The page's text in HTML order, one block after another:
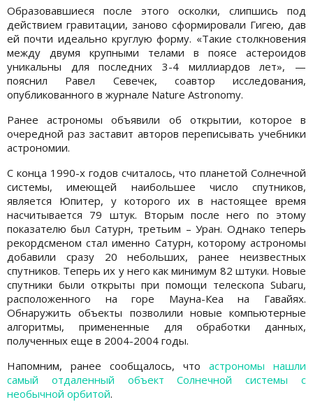
Образовавшиеся после этого осколки, слипшись под
действием гравитации, заново сформировали Гигею, дав
ей почти идеально круглую форму. «Такие столкновения
между двумя крупными телами в поясе астероидов
уникальны для последних 3-4 миллиардов лет», —
пояснил Равел Севечек, соавтор исследования,
опубликованного в журнале Nature Astronomy.
Ранее астрономы объявили об открытии, которое в
очередной раз заставит авторов переписывать учебники
астрономии.
С конца 1990-х годов считалось, что планетой Солнечной
системы, имеющей наибольшее число спутников,
является Юпитер, у которого их в настоящее время
насчитывается 79 штук. Вторым после него по этому
показателю был Сатурн, третьим – Уран. Однако теперь
рекордсменом стал именно Сатурн, которому астрономы
добавили сразу 20 небольших, ранее неизвестных
спутников. Теперь их у него как минимум 82 штуки. Новые
спутники были открыты при помощи телескопа Subaru,
расположенного на горе Мауна-Кеа на Гавайях.
Обнаружить объекты позволили новые компьютерные
алгоритмы, примененные для обработки данных,
полученных еще в 2004-2004 годы.
Напомним, ранее сообщалось, что астрономы нашли
самый отдаленный объект Солнечной системы с
необычной орбитой.